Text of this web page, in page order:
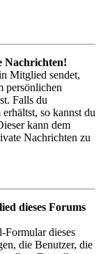
Nachrichten!
Mitglied sendet,
persönlichen
Falls du
so kannst du
kann dem
Nachrichten zu
dieses Forums
Formular dieses
die Benutzer, die